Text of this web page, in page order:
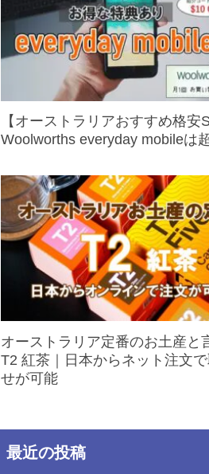
【オーストラリアおすすめ格安
Woolworths everyday mobileは
オーストラリア定番のお土産と
T2 紅茶｜日本からネット注文
せが可能
最近の投稿